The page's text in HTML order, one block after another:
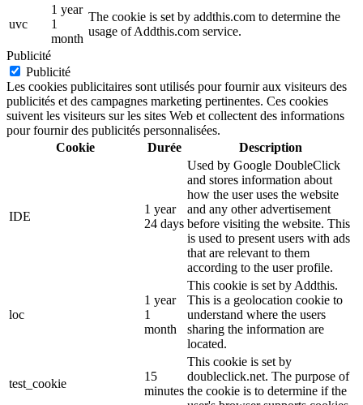
uvc
1 year
1
month
The cookie is set by addthis.com to determine the
usage of Addthis.com service.
Publicité
Publicité
Les cookies publicitaires sont utilisés pour fournir aux visiteurs des
publicités et des campagnes marketing pertinentes. Ces cookies
suivent les visiteurs sur les sites Web et collectent des informations
pour fournir des publicités personnalisées.
Cookie
Durée Description
IDE
1 year
24 days
Used by Google DoubleClick
and stores information about
how the user uses the website
and any other advertisement
before visiting the website. This
is used to present users with ads
that are relevant to them
according to the user profile.
loc
1 year
1
month
This cookie is set by Addthis.
This is a geolocation cookie to
understand where the users
sharing the information are
located.
test_cookie
15
minutes
This cookie is set by
doubleclick.net. The purpose of
the cookie is to determine if the